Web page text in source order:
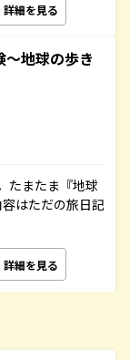
詳細を見る
地球の歩き
たまたま『地球
はただの旅日記
詳細を見る